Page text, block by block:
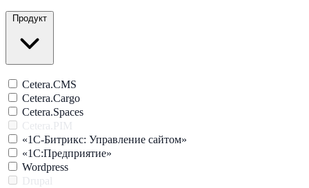
Продукт
Cetera.CMS
Cetera.Cargo
Cetera.Spaces
Cetera.PIM
«1С-Битрикс: Управление сайтом»
«1С:Предприятие»
Wordpress
Drupal